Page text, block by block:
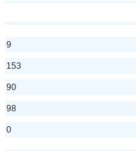
9
153
90
98
0